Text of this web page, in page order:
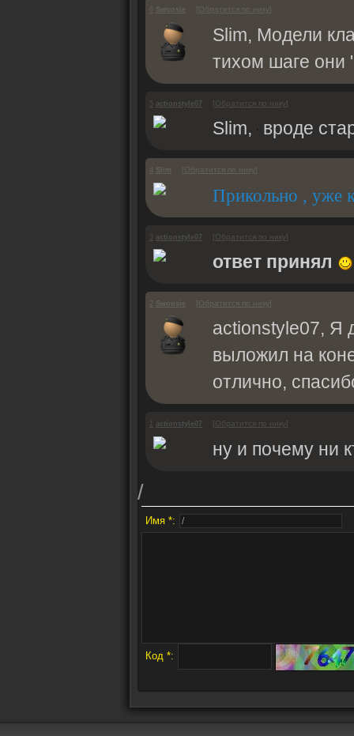
Swoosie Обратится по нику
Slim, Модели
тихом шаге они
5 actionstyle07 [Обратится по нику]
Slim, вроде
Slim [Обратится по нику ]
Прикольно , уже
actionstyle07 [Обратится по нику]
ответ принял
Swoosie [Обратится по нику ]
actionstyle07, Я
выложил на
отлично,
actionstyle07 [Обратится по нику]
ну и почему ни
/
Имя *:
Код *: